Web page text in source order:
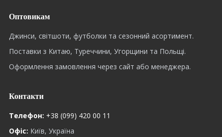
Оптовикам
Джинси, світшоти, футболки та сезонний асортимент.
Поставки з Китаю, Туреччини, Угорщини та Польщі.
Оформлення замовлення через сайт або менеджера.
Контакти
Телефон: +38 (099) 420 00 11
Офіс: Київ, Україна